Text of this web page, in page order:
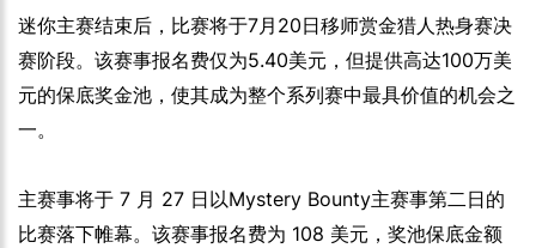
迷你主赛结束后，比赛将于7月20日移师赏金猎人热身赛决
赛阶段。该赛事报名费仅为5.40美元，但提供高达100万美
元的保底奖金池，使其成为整个系列赛中最具价值的机会之
一。
主赛事将于 7 月 27 日以Mystery Bounty主赛事第二日的
比赛落下帷幕。该赛事报名费为 108 美元，奖池保底金额